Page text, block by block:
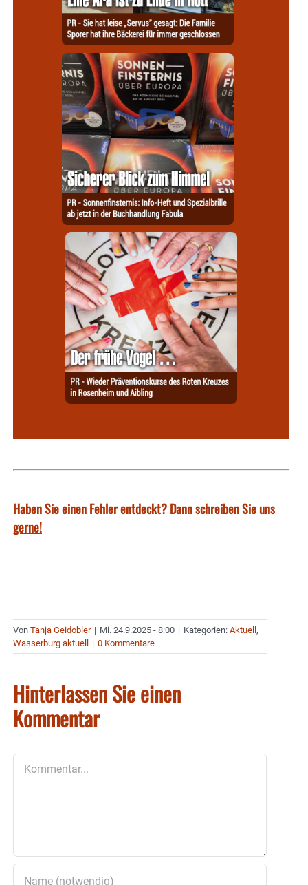
Haben Sie einen Fehler entdeckt? Dann schreiben Sie uns
gerne!
Von Tanja Geidobler | Mi. 24.9.2025 - 8:00 | Kategorien: Aktuell ,
Wasserburg aktuell
| 0 Kommentare
Hinterlassen Sie einen
Kommentar